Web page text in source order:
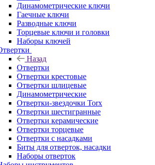
Динамометрические ключи
Гаечные ключи
Разводные ключи
Торцевые ключи и головки
Наборы ключей
Назад
Отвертки
Отвертки крестовые
Отвертки шлицевые
Динамометрические
Отвертки-звездочки Torx
Отвертки шестигранные
Отвертки керамические
Отвертки торцевые
Отвертки с насадками
Биты для отверток, насадки
Наборы отверток